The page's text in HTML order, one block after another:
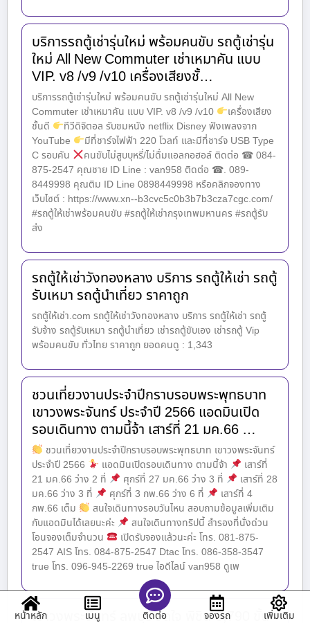
บริการรถตู้เช่ารุ่นใหม่ พร้อมคนขับ รถตู้เช่ารุ่น
ใหม่ All New Commuter เช่าเหมาคัน แบบ
VIP. v8 /v9 /v10 เครื่องเสียงชั้…
บริการรถตู้เช่ารุ่นใหม่ พร้อมคนขับ รถตู้เช่ารุ่นใหม่ All New
Commuter เช่าเหมาคัน แบบ VIP. v8 /v9 /v10
เครื่องเสียง
ชั้นดี
ทีวีดิจิตอล รับชมหนัง netflix Disney ฟังเพลงจาก
YouTube
มีที่ชาร์จไฟฟ้า 220 โวลท์ และมีที่ชาร์จ USB Type
C รอบคัน
คนขับไม่สูบบุหรี่/ไม่ดื่มแอลกอฮอล์ ติดต่อ ☎ 084-
875-2547 คุณชาย ID Line : van958 ติดต่อ ☎. 089-
8449998 คุณติม ID Line 0898449998 หรือคลิกจองทาง
เว็บไซต์ : https://www.xn--b3cvc5c0b3b7b3cza7cgc.com/
#รถตู้ให้เช่าพร้อมคนขับ #รถตู้ให้เช่ากรุงเทพมหานคร #รถตู้รับ
ส่ง
รถตู้ให้เช่าวังทองหลาง บริการ รถตู้ให้เช่า รถตู้
รับเหมา รถตู้นำเที่ยว ราคาถูก
รถตู้ให้เช่า.com รถตู้ให้เช่าวังทองหลาง บริการ รถตู้ให้เช่า รถตู้
รับจ้าง รถตู้รับเหมา รถตู้นำเที่ยว เช่ารถตู้ขับเอง เช่ารถตู้ Vip
พร้อมคนขับ ทั่วไทย ราคาถูก ยอดคนดู : 1,343
ชวนเที่ยวงานประจำปีกราบรอบพระพุทธบาท
เขาวงพระจันทร์ ประจำปี 2566 แอดมินเปิด
รอบเดินทาง ตามนี้จ้า เสาร์ที่ 21 มค.66 …
ชวนเที่ยวงานประจำปีกราบรอบพระพุทธบาท เขาวงพระจันทร์
ประจำปี 2566
แอดมินเปิดรอบเดินทาง ตามนี้จ้า
เสาร์ที่
21 มค.66 ว่าง 2 ที่
ศุกร์ที่ 27 มค.66 ว่าง 3 ที่
เสาร์ที่ 28
มค.66 ว่าง 3 ที่
ศุกร์ที่ 3 กพ.66 ว่าง 6 ที่
เสาร์ที่ 4
กพ.66 เต็ม
สนใจเดินทางรอบวันไหน สอบถามข้อมูลเพิ่มเติม
กับแอดมินได้เลยนะค่ะ
สนใจเดินทางทริปนี้ สำรองที่นั่งด่วน
โอนจองเต็มจำนวน
เปิดรับจองแล้วนะค่ะ โทร. 081-875-
2547 AIS โทร. 084-875-2547 Dtac โทร. 086-358-3547
true โทร. 096-945-2269 true ไอดีไลน์ van958 ดูเพ
เขาวงพระจันทร์ ลพบุรี วัดใจ พิชิต 3,790 ขั้น
หน้าหลัก เมนู ติดต่อ จองรถ เพิ่มเติม